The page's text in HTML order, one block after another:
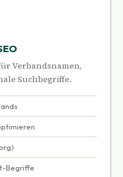
Verbandsnamen,
Suchbegriffe.
Begriffe